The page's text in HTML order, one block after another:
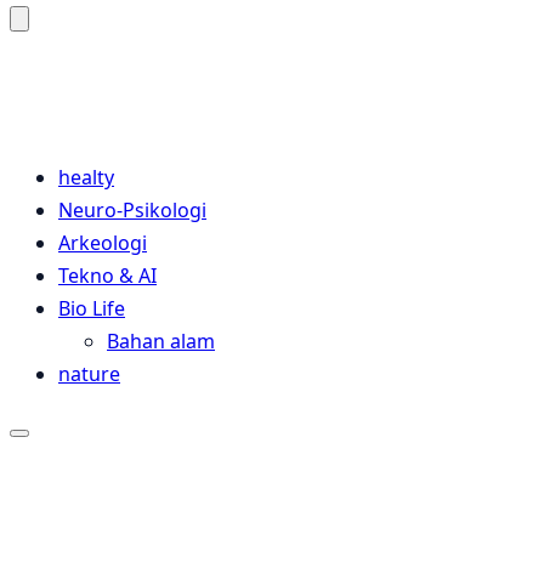
healty
Neuro-Psikologi
Arkeologi
Tekno & AI
Bio Life
Bahan alam
nature
Close